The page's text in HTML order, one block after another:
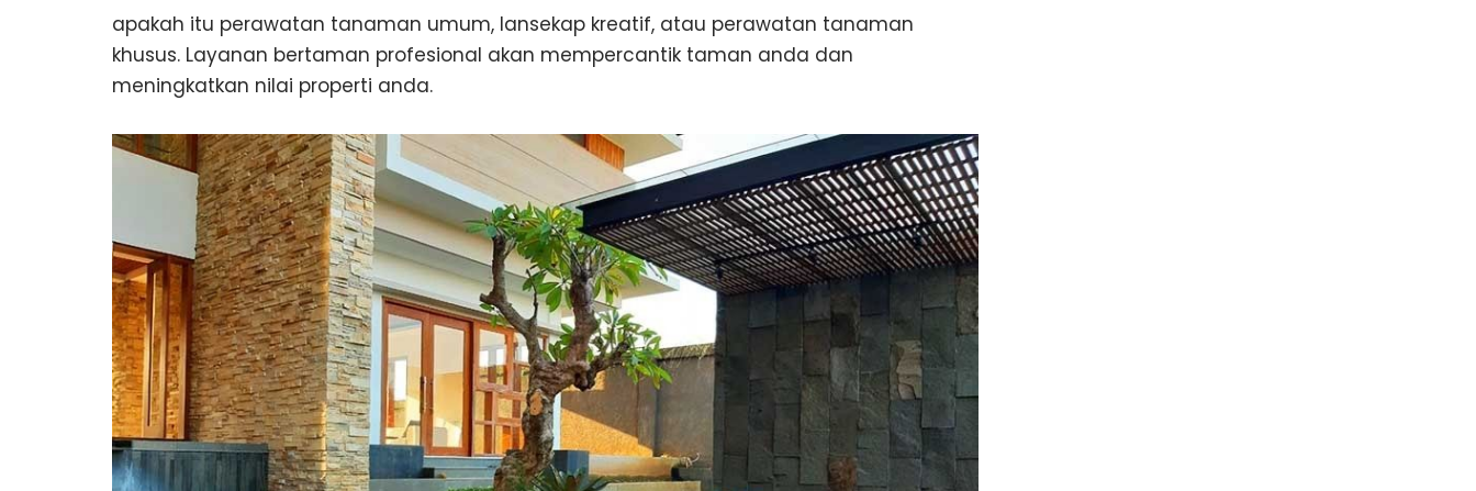
apakah itu perawatan tanaman umum, lansekap kreatif, atau perawatan tanaman
khusus. Layanan bertaman profesional akan mempercantik taman anda dan
meningkatkan nilai properti anda.